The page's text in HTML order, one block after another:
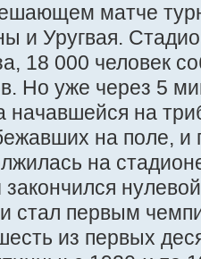
матче
и Уругвая.
18 000 человек
Но уже через 5
начавшейся на
на поле, и
на
стал первым
из первых